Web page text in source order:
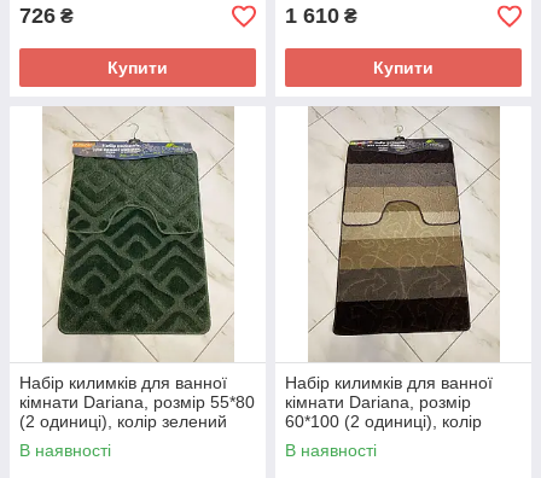
726 ₴
Купити
1 610 ₴
Купити
Набір килимків для ванної
кімнати Dariana, розмір 55*80
(2 одиниці), колір зелений
В наявності
Набір килимків для ванної
кімнати Dariana, розмір
60*100 (2 одиниці), колір
коричневий
В наявності